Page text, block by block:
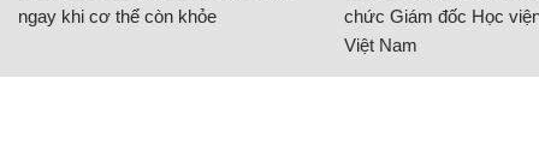
ngay khi cơ thể còn khỏe
chức Giám đốc Học
Việt Nam